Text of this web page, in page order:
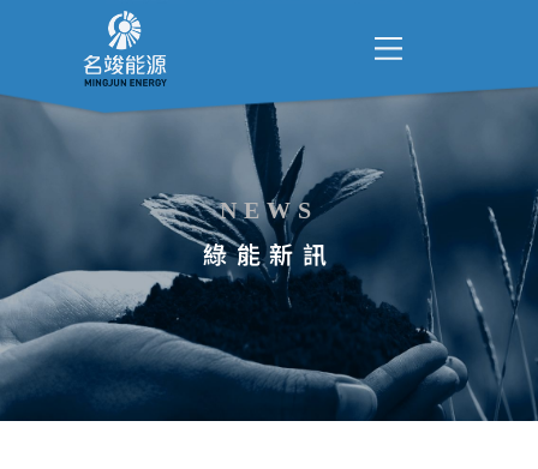
NEWS
綠能新訊